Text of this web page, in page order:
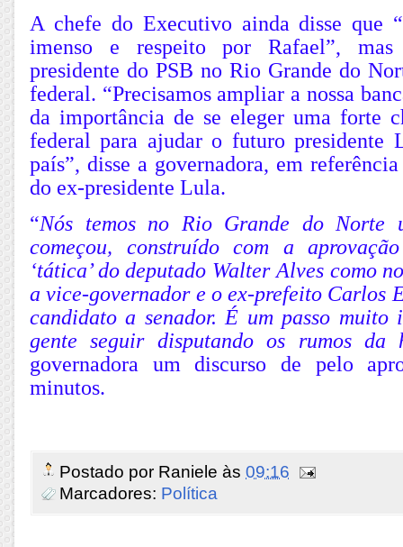
A chefe do Executivo ainda disse que
imenso e respeito por Rafael”,
presidente do PSB no Rio Grande do
federal. “Precisamos ampliar a nossa
da importância de se eleger uma forte
federal para ajudar o futuro presidente
país”, disse a governadora, em
do ex-presidente Lula.
“Nós temos no Rio Grande do Norte
começou, construído com a
‘tática’ do deputado Walter Alves como
a vice-governador e o ex-prefeito Carlos
candidato a senador. É um passo muito
gente seguir disputando os rumos da
governadora um discurso de pelo
minutos.
Postado por Raniele às 09:16
Marcadores: Política